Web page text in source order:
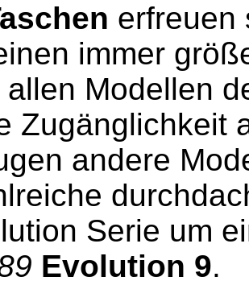
erfreuen
immer
allen Modellen
Zugänglichkeit
andere
Serie um
Evolution 9.